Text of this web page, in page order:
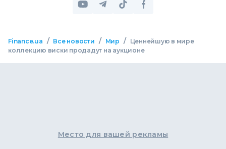
Finance.ua / Все новости / Мир /
Ценнейшую в мире
коллекцию виски продадут на аукционе
Место для вашей рекламы